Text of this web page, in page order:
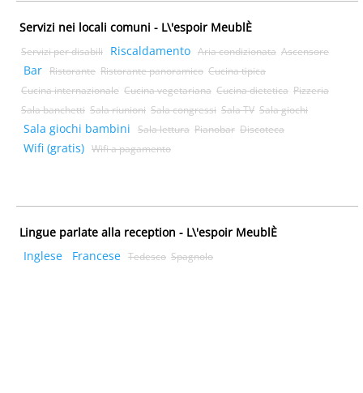
Servizi nei locali comuni - L\'espoir MeublÈ
Servizi per disabili Riscaldamento Aria condizionata Ascensore
Bar Ristorante Ristorante panoramico Cucina tipica
Cucina internazionale Cucina vegetariana Cucina dietetica Pizzeria
Sala banchetti Sala riunioni Sala congressi Sala TV Sala giochi
Sala giochi bambini Sala lettura Pianobar Discoteca
Wifi (gratis) Wifi a pagamento
Lingue parlate alla reception - L\'espoir MeublÈ
Inglese
Francese Tedesco Spagnolo